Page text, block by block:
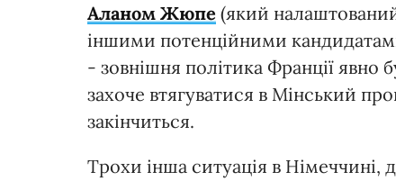
Аланом Жюпе (який налаштований
іншими потенційними
- зовнішня політика Франції явно
захоче втягуватися в Мінський
закінчиться.
Трохи інша ситуація в Німеччині,